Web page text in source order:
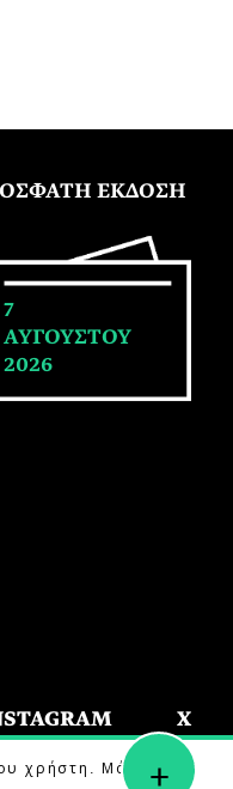
ΕΚΔΟΣΗ
7
ΑΥΓΟΥΣΤΟΥ
2026
X
χρήστη. Μάθετε+